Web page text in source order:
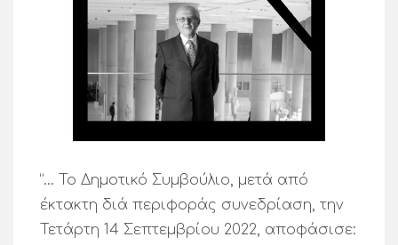
“… Το Δημοτικό Συμβούλιο, μετά από
έκτακτη διά περιφοράς συνεδρίαση, την
Τετάρτη 14 Σεπτεμβρίου 2022, αποφάσισε: